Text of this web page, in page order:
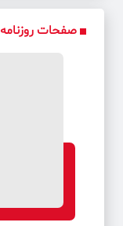
صفحات روزنامه